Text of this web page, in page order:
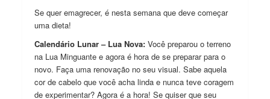
Se quer emagrecer, é nesta semana que deve começar
uma dieta!
Calendário Lunar – Lua Nova: Você preparou o terreno
na Lua Minguante e agora é hora de se preparar para o
novo. Faça uma renovação no seu visual. Sabe aquela
cor de cabelo que você acha linda e nunca teve coragem
de experimentar? Agora é a hora! Se quiser que seu